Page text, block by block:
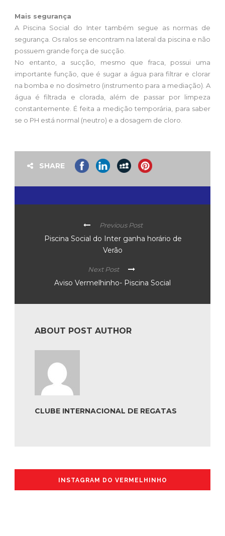
Mais segurança
A Piscina Social do Inter também segue as normas de
segurança. Os ralos se encontram na lateral da piscina e não
possuem grande força de sucção.
No entanto, a sucção, mesmo que fraca, possui uma
importante função, que é sugar a água para filtrar e clorar
na bomba e no dosímetro (instrumento para a mediação). A
água é filtrada e clorada, além de passar por limpeza
constantemente. É feita a medição temporária, para saber
se o PH está normal (neutro) e a dosagem de cloro.
SHARE
Previous Post
Piscina Social do Inter ganha horário de
Verão
Next Post
Aviso Vermelhinho- Piscina Social
ABOUT POST AUTHOR
CLUBE INTERNACIONAL DE REGATAS
INSTAGRAM DO VERMELHINHO